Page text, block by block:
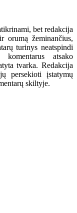
bet redakcija
orumą žeminančius,
turinys neatspindi
atsako
tvarka. Redakcija
persekioti įstatymų
skiltyje.